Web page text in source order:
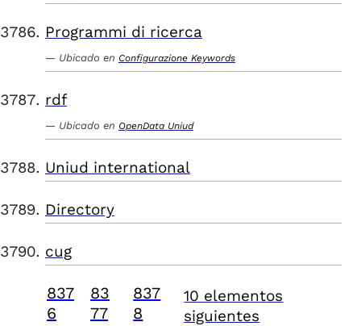
Programmi di ricerca
Ubicado en Configurazione Keywords
rdf
Ubicado en OpenData Uniud
Uniud international
Directory
cug
837
6
83
77
837
8
10 elementos
siguientes